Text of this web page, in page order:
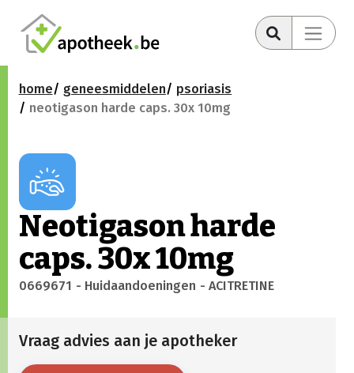
home geneesmiddelen
psoriasis
neotigason harde caps. 30x 10mg
Neotigason harde
caps. 30x 10mg
0669671 - Huidaandoeningen - ACITRETINE
Vraag advies aan je apotheker